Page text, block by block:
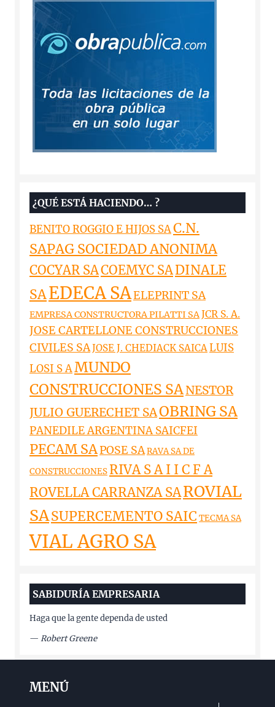
¿QUÉ ESTÁ HACIENDO… ?
BENITO ROGGIO E HIJOS SAC.N.
SAPAG SOCIEDAD ANONIMA
COCYAR SACOEMYC SADINALE
SAEDECA SAELEPRINT SA
EMPRESA CONSTRUCTORA PILATTI SAJCR S. A.
JOSE CARTELLONE CONSTRUCCIONES
CIVILES SAJOSE J. CHEDIACK SAICALUIS
LOSI S AMUNDO
CONSTRUCCIONES SANESTOR
JULIO GUERECHET SAOBRING SA
PANEDILE ARGENTINA SAICFEI
PECAM SAPOSE SARAVA SA DE
CONSTRUCCIONES RIVA S A I I C F A
ROVELLA CARRANZA SAROVIAL
SASUPERCEMENTO SAIC TECMA SA
VIAL AGRO SA
SABIDURÍA EMPRESARIA
Haga que la gente dependa de usted
— Robert Greene
MENÚ